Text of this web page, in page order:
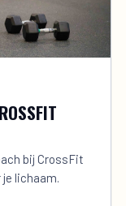
bij CrossFit
lichaam.